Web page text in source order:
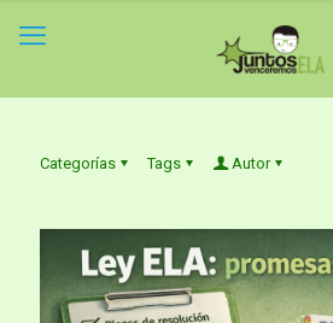
Categorías Tags Autor